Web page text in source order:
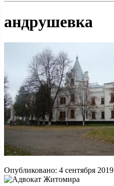
андрушевка
Опубликовано: 4 сентября 2019